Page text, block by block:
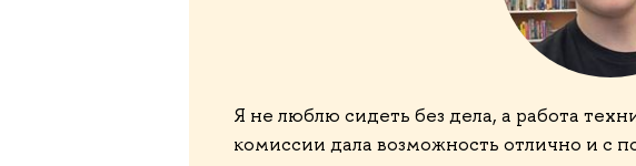
Я не люблю сидеть без дела, а работа
комиссии дала возможность отлично и с